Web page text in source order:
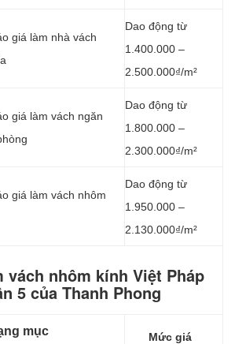
giá làm nhà vách
Dao động từ
1.400.000 –
2.500.000₫/m²
giá làm vách ngăn
Dao động từ
1.800.000 –
2.300.000₫/m²
giá làm vách nhôm
Dao động từ
1.950.000 –
2.130.000₫/m²
vách nhôm kính Việt Pháp
5 của Thanh Phong
mục Mức giá